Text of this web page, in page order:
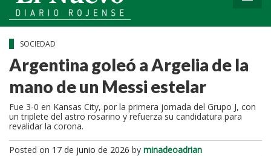
SOCIEDAD
Argentina goleó a Argelia de la
mano de un Messi estelar
Fue 3-0 en Kansas City, por la primera jornada del Grupo J, con
un triplete del astro rosarino y refuerza su candidatura para
revalidar la corona.
Posted on 17 de junio de 2026 by minadeoadrian